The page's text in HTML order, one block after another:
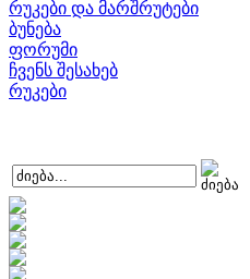
რუკები და მარშრუტები
ბუნება
ფორუმი
ჩვენს შესახებ
რუკები